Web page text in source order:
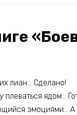
лиан… Сделано!
ядом…
эмоциями…